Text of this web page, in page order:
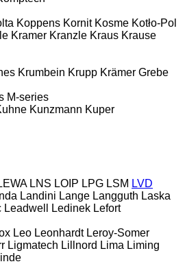
Koppens Kornit Kosme Kotło-Pol
Kramer Kranzle Kraus Krause
Krumbein Krupp Krämer Grebe
M-series
Kunzmann Kuper
LNS LOIP LPG LSM LVD
Landini Lange Langguth Laska
Leadwell Ledinek Lefort
Leo Leonhardt Leroy-Somer
Ligmatech Lillnord Lima Liming